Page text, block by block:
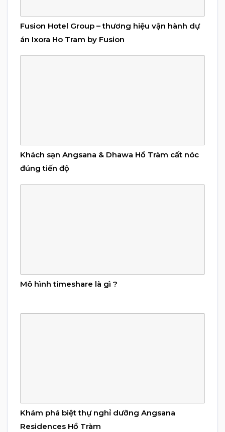
Fusion Hotel Group – thương hiệu vận hành dự
án Ixora Ho Tram by Fusion
Khách sạn Angsana & Dhawa Hồ Tràm cất nóc
đúng tiến độ
Mô hình timeshare là gì ?
Khám phá biệt thự nghỉ dưỡng Angsana
Residences Hồ Tràm